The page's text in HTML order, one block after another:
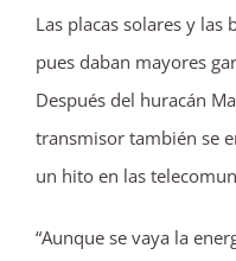
Las placas solares y las
pues daban mayores
Después del huracán
transmisor también se
un hito en las
“Aunque se vaya la